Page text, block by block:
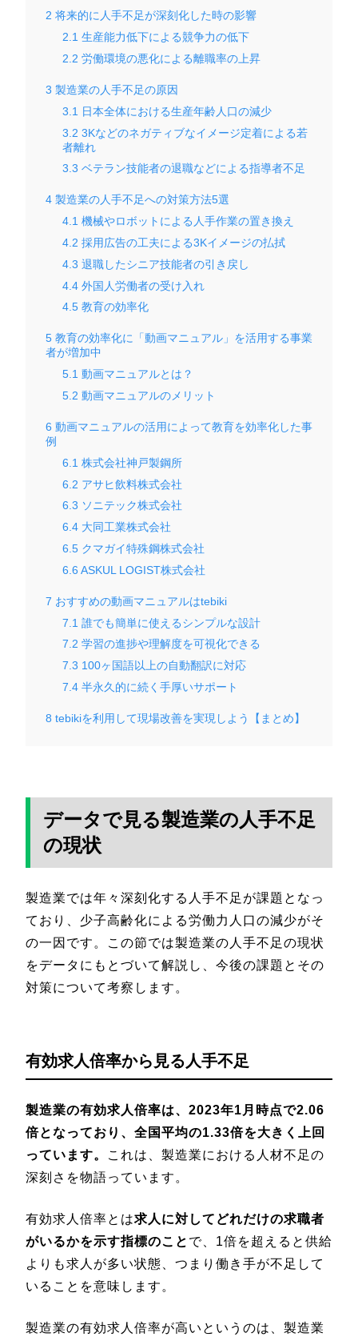
2 将来的に人手不足が深刻化した時の影響
2.1 生産能力低下による競争力の低下
2.2 労働環境の悪化による離職率の上昇
3 製造業の人手不足の原因
3.1 日本全体における生産年齢人口の減少
3.2 3Kなどのネガティブなイメージ定着による若
者離れ
3.3 ベテラン技能者の退職などによる指導者不足
4 製造業の人手不足への対策方法5選
4.1 機械やロボットによる人手作業の置き換え
4.2 採用広告の工夫による3Kイメージの払拭
4.3 退職したシニア技能者の引き戻し
4.4 外国人労働者の受け入れ
4.5 教育の効率化
5 教育の効率化に「動画マニュアル」を活用する事業
者が増加中
5.1 動画マニュアルとは？
5.2 動画マニュアルのメリット
6 動画マニュアルの活用によって教育を効率化した事
例
6.1 株式会社神戸製鋼所
6.2 アサヒ飲料株式会社
6.3 ソニテック株式会社
6.4 大同工業株式会社
6.5 クマガイ特殊鋼株式会社
6.6 ASKUL LOGIST株式会社
7 おすすめの動画マニュアルはtebiki
7.1 誰でも簡単に使えるシンプルな設計
7.2 学習の進捗や理解度を可視化できる
7.3 100ヶ国語以上の自動翻訳に対応
7.4 半永久的に続く手厚いサポート
8 tebikiを利用して現場改善を実現しよう【まとめ】
データで見る製造業の人手不足
の現状
製造業では年々深刻化する人手不足が課題となっ
ており、少子高齢化による労働力人口の減少がそ
の一因です。この節では製造業の人手不足の現状
をデータにもとづいて解説し、今後の課題とその
対策について考察します。
有効求人倍率から見る人手不足
製造業の有効求人倍率は、2023年1月時点で2.06
倍となっており、全国平均の1.33倍を大きく上回
っています。
これは、製造業における人材不足の
深刻さを物語っています。
有効求人倍率とは求人に対してどれだけの求職者
がいるかを示す指標のこと で、1倍を超えると供給
よりも求人が多い状態、つまり働き手が不足して
いることを意味します。
製造業の有効求人倍率が高いというのは、製造業